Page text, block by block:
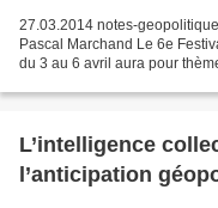
27.03.2014 notes-
Pascal Marchand Le 6e
du 3 au 6 avril aura pour
L’intelligence
l’anticipation